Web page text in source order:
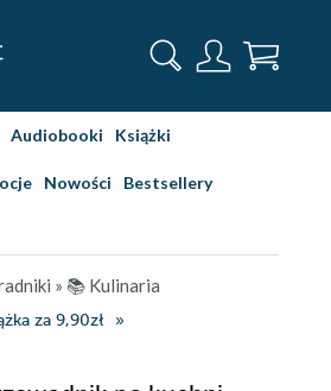
Audiobooki Książki
Nowości Bestsellery
» 📚 Kulinaria
za 9,90zł